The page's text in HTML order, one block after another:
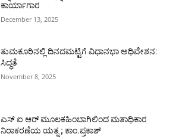
ಕಾರ್ಯಾಗಾರ
December 13, 2025
ತುಮಕೂರಿನಲ್ಲಿ ದಿನದಮಟ್ಟಿಗೆ ವಿಧಾನಭಾ ಅಧಿವೇಶನ:
ಸಿದ್ಧತೆ
November 8, 2025
ಎಸ್ ಐ ಆರ್ ಮೂಲಕಹಿಂಬಾಗಿಲಿಂದ ಮತಾಧಿಕಾರ
ನಿರಾಕರಣೆಯ ಯತ್ನ ; ಕಾಂ.ಪ್ರಕಾಶ್